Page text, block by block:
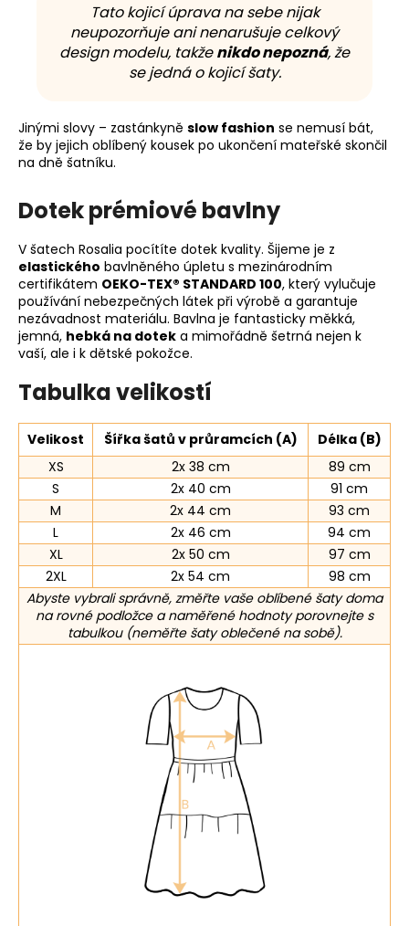
Tato kojicí úprava na sebe nijak
neupozorňuje ani nenarušuje celkový
design modelu, takženikdo nepozná, že
se jedná o kojicí šaty.
Jinými slovy – zastánkyně slow fashion se nemusí bát,
že by jejich oblíbený kousek po ukončení mateřské skončil
na dně šatníku.
Dotek prémiové bavlny
V šatech Rosalia pocítíte dotek kvality. Šijeme je z
elastického bavlněného úpletu s mezinárodním
certifikátem OEKO-TEX® STANDARD 100, který vylučuje
používání nebezpečných látek při výrobě a garantuje
nezávadnost materiálu. Bavlna je fantasticky měkká,
jemná, hebká na dotek a mimořádně šetrná nejen k
vaší, ale i k dětské pokožce.
Tabulka velikostí
Velikost Šířka šatů v průramcích (A)
Délka (B)
XS
2x 38 cm
89 cm
S
2x 40 cm
91 cm
M
2x 44 cm
93 cm
L
2x 46 cm
94 cm
XL
2x 50 cm
97 cm
2XL
2x 54 cm
98 cm
Abyste vybrali správně, změřte vaše oblíbené šaty doma
na rovné podložce a naměřené hodnoty porovnejte s
tabulkou (neměřte šaty oblečené na sobě).